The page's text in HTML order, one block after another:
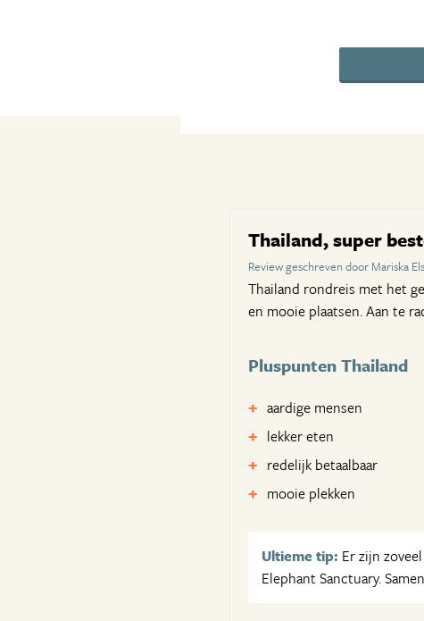
Thailand, super
Review geschreven door Mariska
Thailand rondreis met het
en mooie plaatsen. Aan te
Pluspunten Thailand
aardige mensen
lekker eten
redelijk betaalbaar
mooie plekken
Ultieme tip: Er zijn
Elephant Sanctuary.